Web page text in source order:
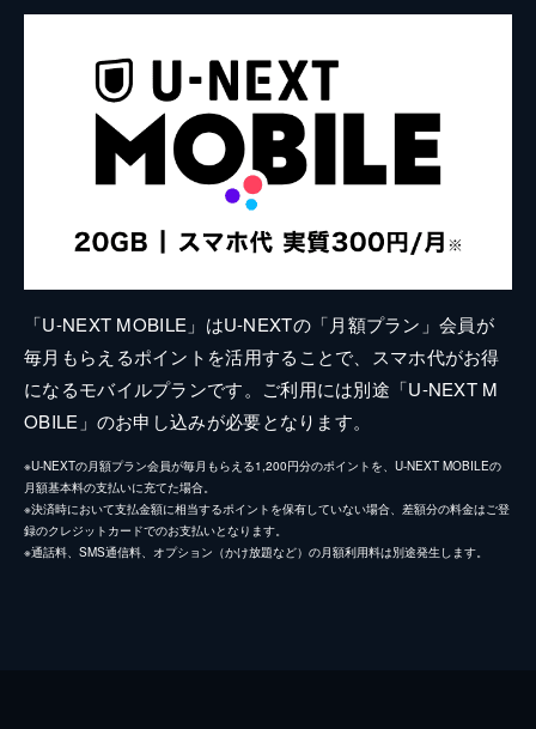
「U-NEXT MOBILE」はU-NEXTの「月額プラン」会員が
毎月もらえるポイントを活用することで、スマホ代がお得
になるモバイルプランです。ご利用には別途「U-NEXT M
OBILE」のお申し込みが必要となります。
※U-NEXTの月額プラン会員が毎月もらえる1,200円分のポイントを、U-NEXT MOBILEの
月額基本料の支払いに充てた場合。
※決済時において支払金額に相当するポイントを保有していない場合、差額分の料金はご登
録のクレジットカードでのお支払いとなります。
※通話料、SMS通信料、オプション（かけ放題など）の月額利用料は別途発生します。